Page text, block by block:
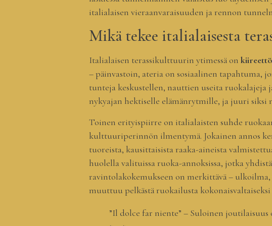
italialaisen vieraanvaraisuuden ja rennon
Mikä tekee italialaisesta
Italialaisen terassikulttuurin ytimessä on
– päinvastoin, ateria on sosiaalinen tapahtuma,
tunteja keskustellen, nauttien useita ruokalajeja
nykyajan hektiselle elämänrytmille, ja juuri siksi
Toinen erityispiirre on italialaisten suhde
kulttuuriperinnön ilmentymä. Jokainen annos
tuoreista, kausittaisista raaka-aineista
huolella valituissa ruoka-annoksissa, jotka
ravintolakokemukseen on merkittävä –
muuttuu pelkästä ruokailusta kokonaisvaltaiseksi
”Il dolce far niente” – Suloinen